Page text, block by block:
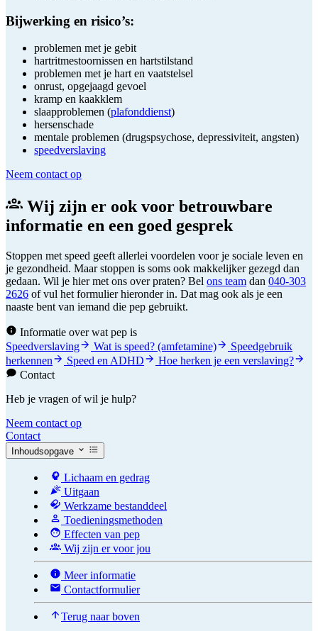
Bijwerking en risico’s:
problemen met je gebit
hartritmestoornissen en hartstilstand
problemen met je hart en vaatstelsel
onrust, opgejaagd gevoel
kramp en kaakklem
slaapproblemen (plafonddienst)
hersenschade
mentale problemen (drugspsychose, depressiviteit, angsten)
speedverslaving
Neem contact op
Wij zijn er ook voor betrouwbare
informatie en een goed gesprek
Stoppen met speed geeft allerlei voordelen voor je sociale leven en
je gezondheid. Maar stoppen is soms ook makkelijker gezegd dan
gedaan. Wil je hier met ons over praten? Bel ons team dan 040-303
2626 of vul het formulier hieronder in. Dat mag ook als je een
naaste bent van iemand die pep gebruikt.
Informatie over wat pep is
Speedverslaving
Wat is speed? (amfetamine)
Speedgebruik
herkennen
Speed en ADHD
Hoe herken je een verslaving?
Contact
Heb je vragen of wil je hulp?
Neem contact op
Contact
Inhoudsopgave
Lichaam en gedrag
Uitgaan
Werkzame bestanddeel
Toedieningsmethoden
Effecten van pep
Wij zijn er voor jou
Meer informatie
Contactformulier
Terug naar boven